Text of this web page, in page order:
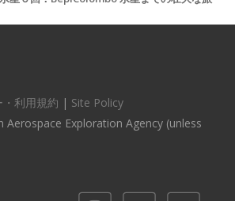
利用規約 | Site Policy
Aerospace Exploration Agency (unless